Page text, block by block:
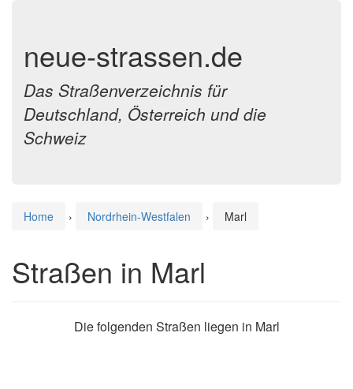
neue-strassen.de
Das Straßenverzeichnis für
Deutschland, Österreich und die
Schweiz
Home › Nordrhein-Westfalen › Marl
Straßen in Marl
Die folgenden Straßen liegen in Marl